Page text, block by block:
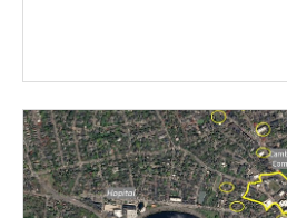
Image
de
couverture
(conseillée)